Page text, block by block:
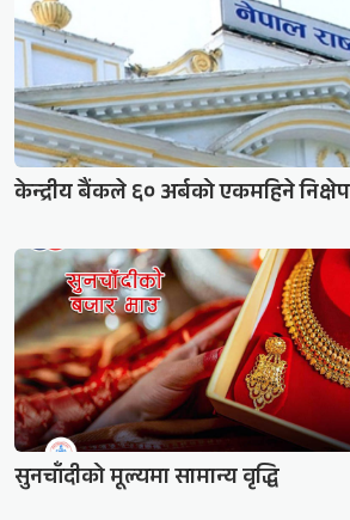
केन्द्रीय बैंकले ६० अर्बको एकमहिने
सुनचाँदीको मूल्यमा सामान्य वृद्धि